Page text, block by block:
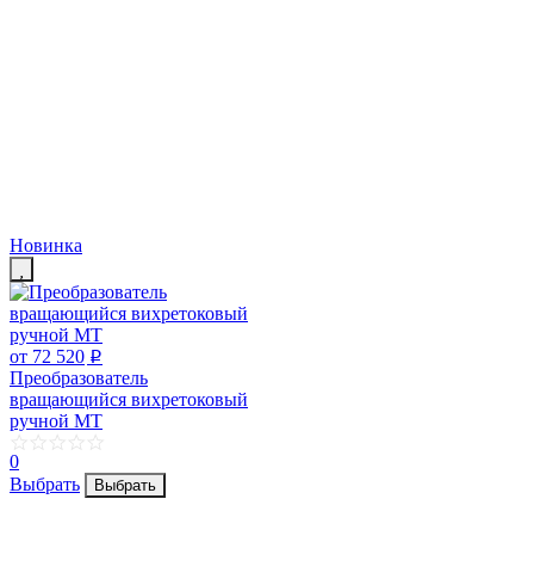
Новинка
от 72 520 p
Преобразователь
вращающийся вихретоковый
ручной МТ
0
Выбрать
Выбрать